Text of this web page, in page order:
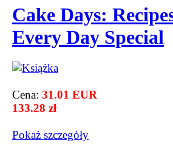
Cake Days:
Every Day Special
Cena: 31.01 EUR
133.28 zł
Pokaż szczegόły